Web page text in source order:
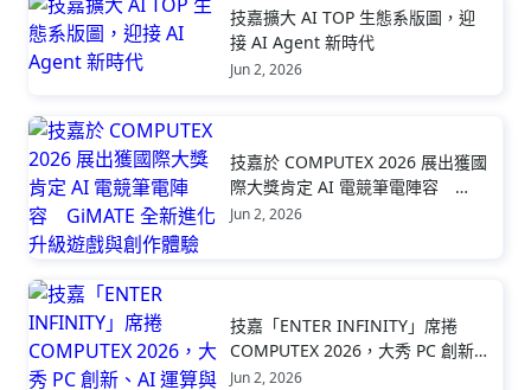
技嘉擴大 AI TOP 生態系版圖，迎
接 AI Agent 新時代
Jun 2, 2026
技嘉於 COMPUTEX 2026 展出獲國
際大獎肯定 AI 電競筆電陣容
GiMATE 全新進化升級遊戲與創作
Jun 2, 2026
技嘉「ENTER INFINITY」席捲
COMPUTEX 2026，大秀 PC 創新、
AI 運算與電競體驗頂尖實力
Jun 2, 2026